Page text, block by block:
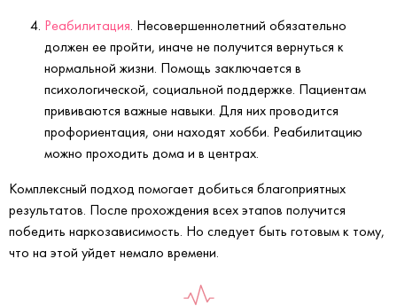
Реабилитация. Несовершеннолетний обязательно
должен ее пройти, иначе не получится вернуться к
нормальной жизни. Помощь заключается в
психологической, социальной поддержке. Пациентам
прививаются важные навыки. Для них проводится
профориентация, они находят хобби. Реабилитацию
можно проходить дома и в центрах.
Комплексный подход помогает добиться благоприятных
результатов. После прохождения всех этапов получится
победить наркозависимость. Но следует быть готовым к тому,
что на этой уйдет немало времени.